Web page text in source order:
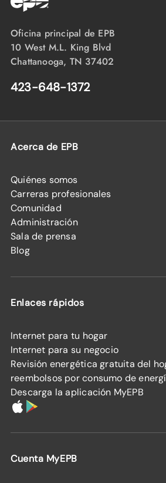
Oficina principal de EPB
10 West M.L. King Blvd
Chattanooga, TN 37402
423-648-1372
Acerca de EPB
Quiénes somos
Carreras profesionales
Comunidad
Administración
Sala de prensa
Blog
Enlaces rápidos
Internet para tu hogar
Internet para su negocio
Revisión energética gratuita del
reembolsos por consumo de
Descarga la aplicación MyEPB
Cuenta MyEPB